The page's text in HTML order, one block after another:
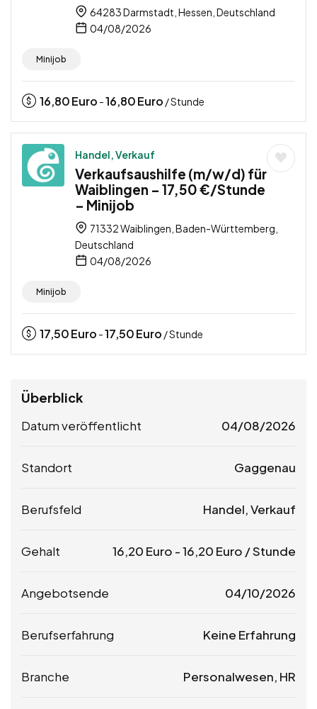
64283 Darmstadt, Hessen, Deutschland
04/08/2026
Minijob
16,80Euro -16,80Euro / Stunde
Handel, Verkauf
Verkaufsaushilfe (m/w/d) für
Waiblingen – 17,50 €/Stunde
– Minijob
71332 Waiblingen, Baden-Württemberg,
Deutschland
04/08/2026
Minijob
17,50Euro -17,50Euro / Stunde
Überblick
Datum veröffentlicht 04/08/2026
Standort Gaggenau
Berufsfeld Handel, Verkauf
Gehalt 16,20 Euro -16,20 Euro / Stunde
Angebotsende 04/10/2026
Berufserfahrung Keine Erfahrung
Branche Personalwesen, HR